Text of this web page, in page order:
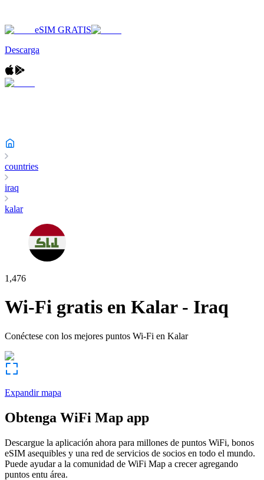
eSIM GRATIS
Descarga
countries
iraq
kalar
1,476
Wi-Fi gratis en Kalar- Iraq
Conéctese con los mejores puntos Wi-Fi en Kalar
Expandir mapa
Obtenga WiFi Map app
Descargue la aplicación ahora para millones de puntos WiFi, bonos
eSIM asequibles y una red de servicios de socios en todo el mundo.
Puede ayudar a la comunidad de WiFi Map a crecer agregando
puntos entu área.